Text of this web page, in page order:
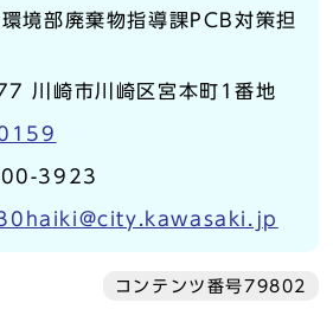
境部廃棄物指導課PCB対策担
川崎市川崎区宮本町1番地
3923
コンテンツ番号79802